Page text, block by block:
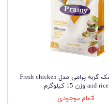
غذای خشک گربه پرامی مدل Fresh chicken
and rice وزن 15 کیلوگرم
اتمام موجودی